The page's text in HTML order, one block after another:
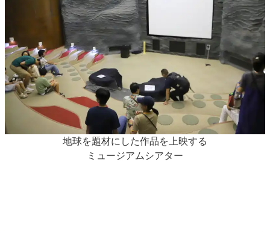
地球を題材にした作品を上映する
ミュージアムシアター